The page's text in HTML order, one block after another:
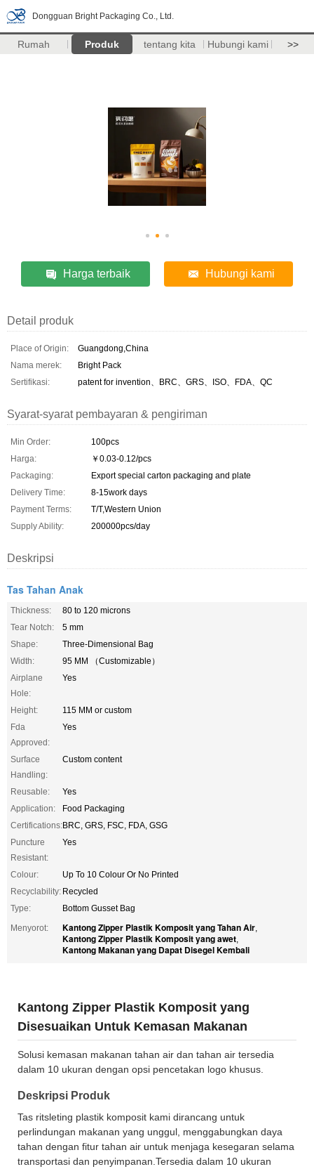
Dongguan Bright Packaging Co., Ltd.
Rumah Produk tentang kita Hubungi kami >>
Harga terbaik Hubungi kami
Detail produk
Place of Origin:
Guangdong,China
Nama merek:
Bright Pack
Sertifikasi:
patent for invention、BRC、GRS、ISO、FDA、QC
Syarat-syarat pembayaran & pengiriman
Min Order:
100pcs
Harga:
￥0.03-0.12/pcs
Packaging:
Export special carton packaging and plate
Delivery Time:
8-15work days
Payment Terms:
T/T,Western Union
Supply Ability:
200000pcs/day
Deskripsi
Tas Tahan Anak
Thickness:
80 to 120 microns
Tear Notch:
5 mm
Shape:
Three-Dimensional Bag
Width:
95 MM （Customizable）
Airplane
Hole:
Yes
Height:
115 MM or custom
Fda
Approved:
Yes
Surface
Handling:
Custom content
Reusable:
Yes
Application:
Food Packaging
Certifications:BRC, GRS, FSC, FDA, GSG
Puncture
Resistant:
Yes
Colour:
Up To 10 Colour Or No Printed
Recyclability: Recycled
Type:
Bottom Gusset Bag
Menyorot:
Kantong Zipper Plastik Komposit yang Tahan Air,
Kantong Zipper Plastik Komposit yang awet,
Kantong Makanan yang Dapat Disegel Kembali
Kantong Zipper Plastik Komposit yang
Disesuaikan Untuk Kemasan Makanan
Solusi kemasan makanan tahan air dan tahan air tersedia
dalam 10 ukuran dengan opsi pencetakan logo khusus.
Deskripsi Produk
Tas ritsleting plastik komposit kami dirancang untuk
perlindungan makanan yang unggul, menggabungkan daya
tahan dengan fitur tahan air untuk menjaga kesegaran selama
transportasi dan penyimpanan.Tersedia dalam 10 ukuran